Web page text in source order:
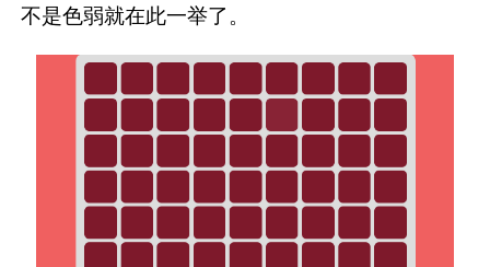
不是色弱就在此一举了。